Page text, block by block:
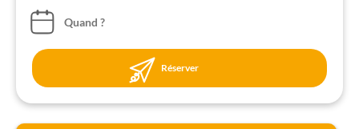
Réserver